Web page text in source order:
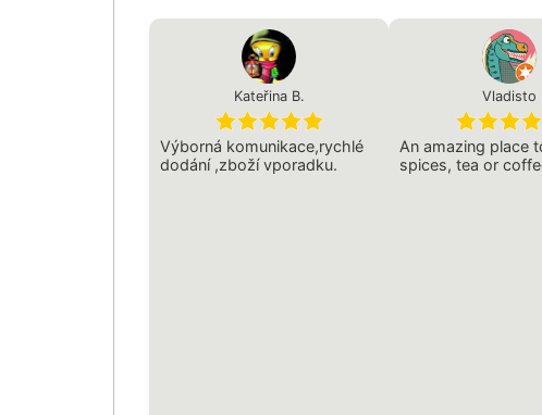
Kateřina B.
Výborná komunikace,rychlé
dodání ,zboží vporadku.
Vladisto
An amazing place
spices, tea or